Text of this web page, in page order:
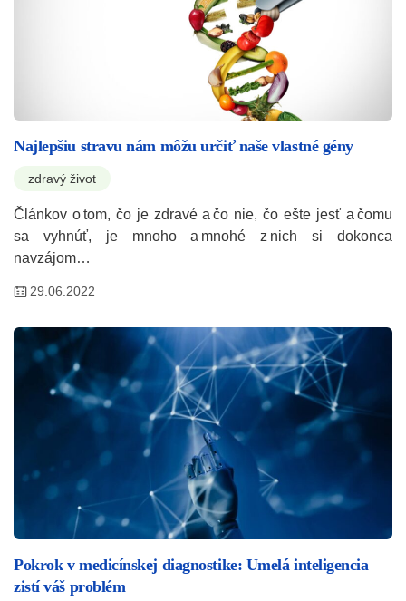
Najlepšiu stravu nám môžu určiť naše vlastné gény
zdravý život
Článkov o tom, čo je zdravé a čo nie, čo ešte jesť a čomu
sa vyhnúť, je mnoho a mnohé z nich si dokonca
navzájom…
29.06.2022
Pokrok v medicínskej diagnostike: Umelá inteligencia
zistí váš problém